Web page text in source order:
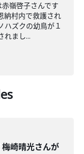
嶺啓子さんです
納村内で救護され
ハズクの幼鳥が１
れまし...
崎晴光さんが